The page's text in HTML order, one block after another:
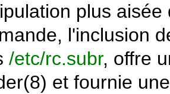
plus
l'inclusion
/etc/rc.subr, offre
(8) et fournie